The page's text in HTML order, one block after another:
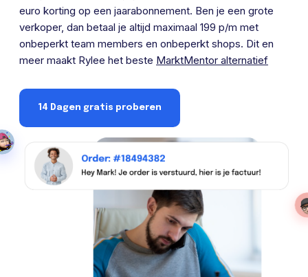
euro korting op een jaarabonnement. Ben je een grote
verkoper, dan betaal je altijd maximaal 199 p/m met
onbeperkt team members en onbeperkt shops. Dit en
meer maakt Rylee het beste MarktMentor alternatief
14 Dagen gratis proberen